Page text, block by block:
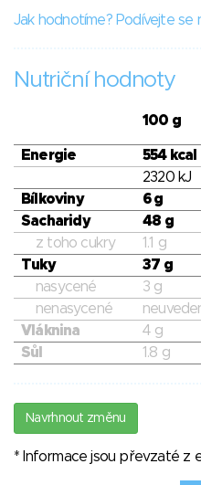
Jak hodnotíme? Podívejte se
Nutriční hodnoty
100 g
Energie 554 kcal
2320 kJ
Bílkoviny
6 g
Sacharidy
48 g
z toho cukry
1.1 g
Tuky
37 g
nasycené
3 g
nenasycené
Vláknina
4 g
Sůl
1.8 g
Navrhnout změnu
* Informace jsou převzaté z